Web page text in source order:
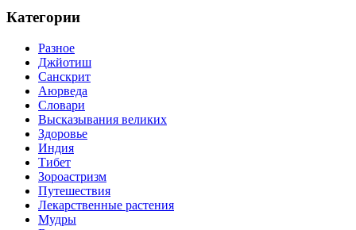
Категории
Разное
Джйотиш
Санскрит
Аюрведа
Словари
Высказывания великих
Здоровье
Индия
Тибет
Зороастризм
Путешествия
Лекарственные растения
Мудры